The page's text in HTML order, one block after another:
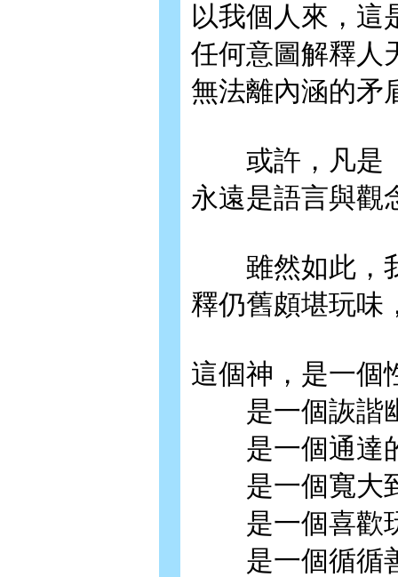
以我個人來，這
任何意圖解釋人
無法離內涵的矛
或許，凡是「
永遠是語言與觀
雖然如此，我
釋仍舊頗堪玩味
這個神，是一個
是一個詼諧
是一個通達
是一個寬大到
是一個喜歡
是一個循循